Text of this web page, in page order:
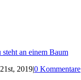
2019|0 Kommentare